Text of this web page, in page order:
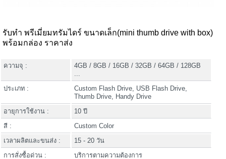
รับทำ พรีเมี่ยมทรัมไดร์ ขนาดเล็ก(mini thumb drive with box)
พร้อมกล่อง ราคาส่ง
ความจุ :
4GB / 8GB / 16GB / 32GB / 64GB / 128GB
...
ประเภท :
Custom Flash Drive, USB Flash Drive,
Thumb Drive, Handy Drive
อายุการใช้งาน :
10 ปี
สี :
Custom Color
เวลาผลิตและขนส่ง :
15 - 20 วัน
การสั่งซื้อด่วน :
บริการตามความต้องการ